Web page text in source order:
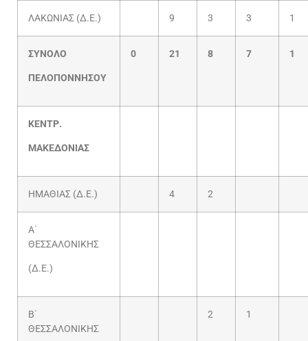
ΛΑΚΩΝΙΑΣ (Δ.Ε.) 9 3 3 1
ΣΥΝΟΛΟ
ΠΕΛΟΠΟΝΝΗΣΟΥ
0 21 8 7 1
ΚΕΝΤΡ.
ΜΑΚΕΔΟΝΙΑΣ
ΗΜΑΘΙΑΣ (Δ.Ε.) 4 2
Α΄
ΘΕΣΣΑΛΟΝΙΚΗΣ
(Δ.Ε.)
Β΄
ΘΕΣΣΑΛΟΝΙΚΗΣ
2 1